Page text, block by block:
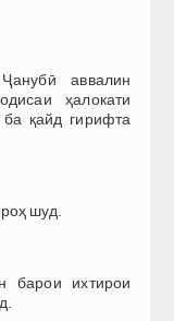
аввалин
ҳалокати
қайд гирифта
шуд.
барои ихтирои